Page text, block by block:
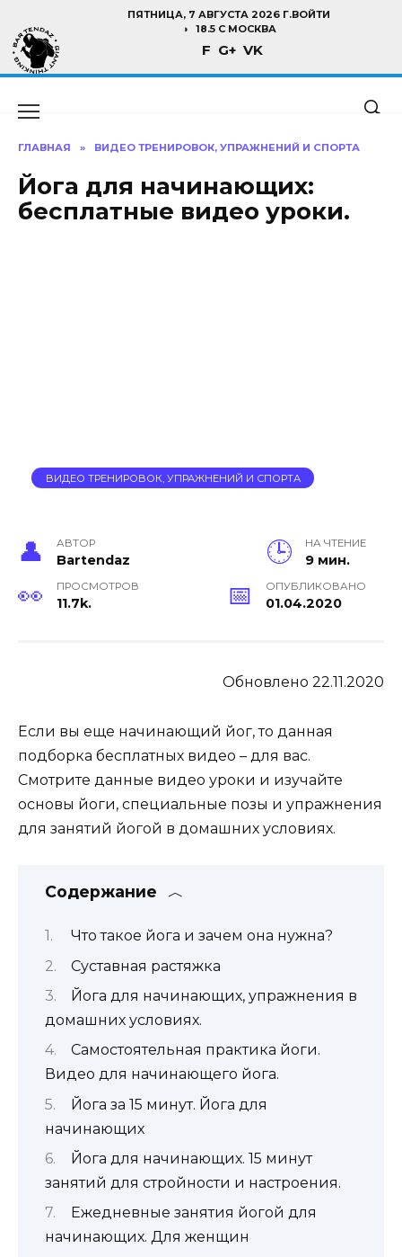
содержанию
ПЯТНИЦА, 7 АВГУСТА 2026 Г.ВОЙТИ
18.5 C МОСКВА
F G+ VK
ГЛАВНАЯ » ВИДЕО ТРЕНИРОВОК, УПРАЖНЕНИЙ И СПОРТА
Йога для начинающих:
бесплатные видео уроки.
ВИДЕО ТРЕНИРОВОК, УПРАЖНЕНИЙ И СПОРТА
АВТОР
Bartendaz
НА ЧТЕНИЕ
9 мин.
ПРОСМОТРОВ
11.7k.
ОПУБЛИКОВАНО
01.04.2020
Обновлено 22.11.2020
Если вы еще начинающий йог, то данная
подборка бесплатных видео – для вас.
Смотрите данные видео уроки и изучайте
основы йоги, специальные позы и упражнения
для занятий йогой в домашних условиях.
Содержание
Что такое йога и зачем она нужна?
Суставная растяжка
Йога для начинающих, упражнения в
домашних условиях.
Самостоятельная практика йоги.
Видео для начинающего йога.
Йога за 15 минут. Йога для
начинающих
Йога для начинающих. 15 минут
занятий для стройности и настроения.
Ежедневные занятия йогой для
начинающих. Для женщин